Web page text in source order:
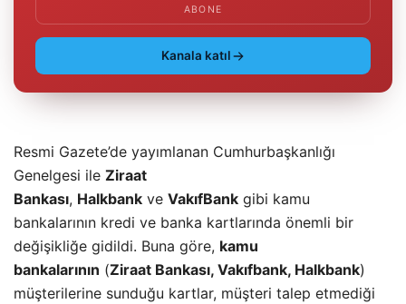
ABONE
Kanala katıl
Resmi Gazete’de yayımlanan Cumhurbaşkanlığı
Genelgesi ile Ziraat
Bankası, Halkbank ve VakıfBank gibi kamu
bankalarının kredi ve banka kartlarında önemli bir
değişikliğe gidildi. Buna göre, kamu
bankalarının (Ziraat Bankası, Vakıfbank, Halkbank)
müşterilerine sunduğu kartlar, müşteri talep etmediği